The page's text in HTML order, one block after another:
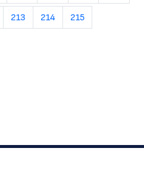
213 214 215